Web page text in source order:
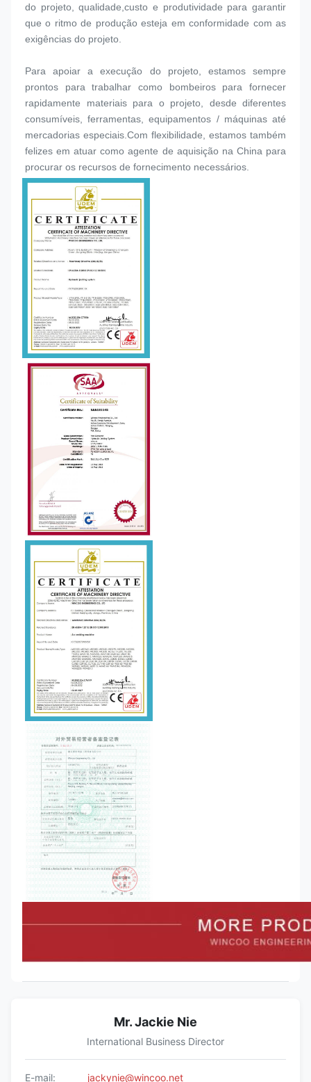
do projeto, qualidade,custo e produtividade para garantir
que o ritmo de produção esteja em conformidade com as
exigências do projeto.
Para apoiar a execução do projeto, estamos sempre
prontos para trabalhar como bombeiros para fornecer
rapidamente materiais para o projeto, desde diferentes
consumíveis, ferramentas, equipamentos / máquinas até
mercadorias especiais.Com flexibilidade, estamos também
felizes em atuar como agente de aquisição na China para
procurar os recursos de fornecimento necessários.
Mr. Jackie Nie
International Business Director
E-mail:
jackynie@wincoo.net